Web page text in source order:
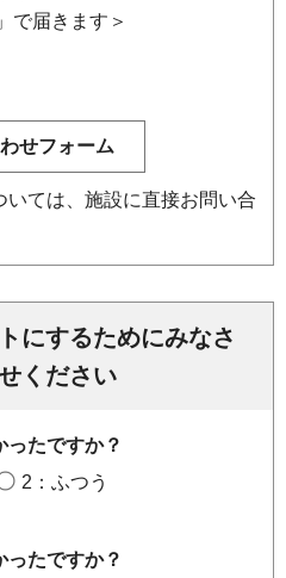
届きます＞
いては、施設に直接お問い合
にするためにみなさ
ください
ったですか？
2：ふつう
ったですか？